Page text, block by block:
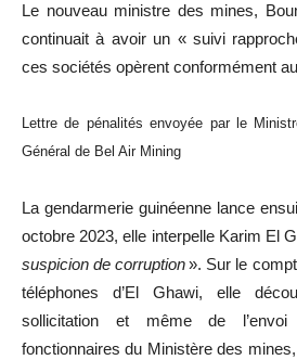
Le nouveau ministre des mines,
continuait à avoir un « suivi
ces sociétés opèrent conformément
Lettre de pénalités envoyée par le
Général de Bel Air Mining
La gendarmerie guinéenne lance
octobre 2023, elle interpelle Karim El
suspicion de corruption». Sur le
téléphones d’El Ghawi, elle
sollicitation et même de
fonctionnaires du Ministère des